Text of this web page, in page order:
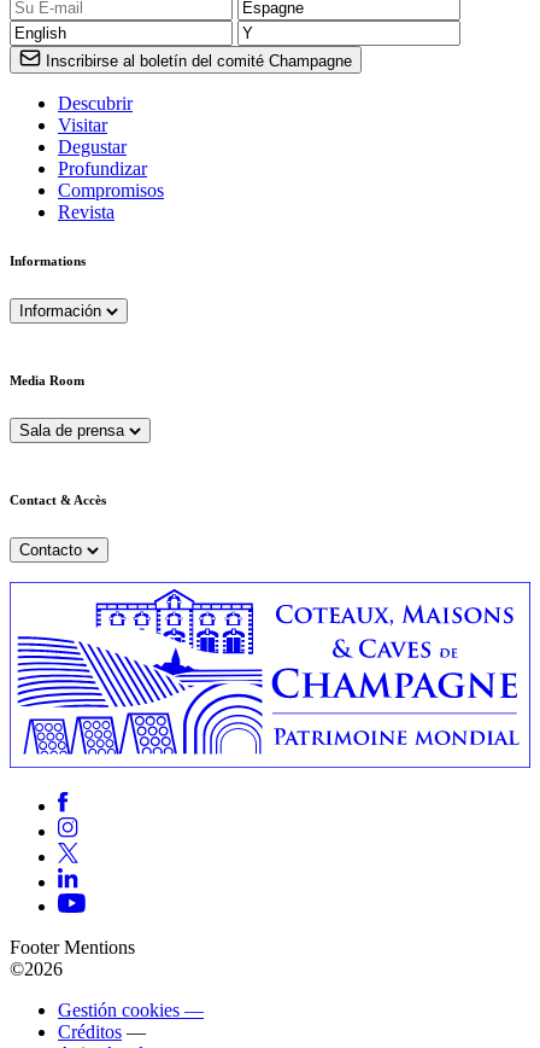
Inscribirse al boletín del comité Champagne
Descubrir
Visitar
Degustar
Profundizar
Compromisos
Revista
Informations
Información
Media Room
Sala de prensa
Contact & Accès
Contacto
Footer Mentions
©2026
Gestión cookies —
Créditos —